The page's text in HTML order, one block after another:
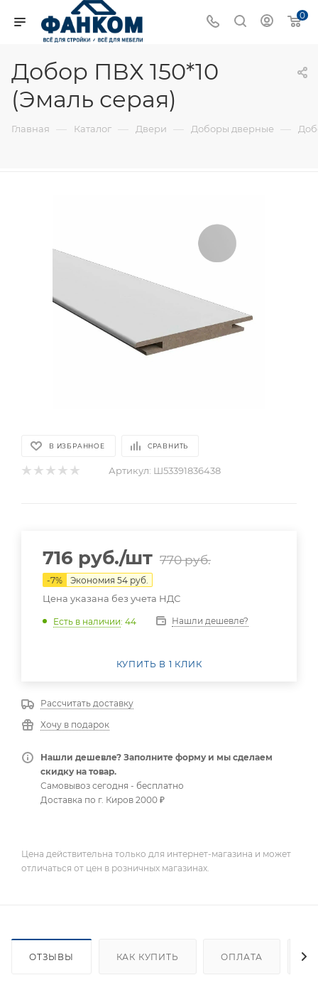
0
Добор ПВХ 150*10
(Эмаль серая)
Главная — Каталог — Двери — Доборы дверные —
В ИЗБРАННОЕ СРАВНИТЬ
Артикул: Ш53391836438
716 руб./шт 770руб.
-7% Экономия 54 руб.
Цена указана без учета НДС
Есть в наличии: 44 Нашли дешевле?
КУПИТЬ В 1 КЛИК
Рассчитать доставку
Хочу в подарок
Нашли дешевле? Заполните форму и мы сделаем
скидку на товар.
Самовывоз сегодня - бесплатно
Доставка по г. Киров 2000 ₽
Цена действительна только для интернет-магазина и может
отличаться от цен в розничных магазинах.
ОТЗЫВЫ КАК КУПИТЬ ОПЛАТА